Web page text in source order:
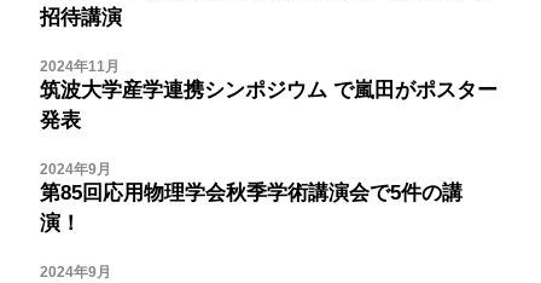
招待講演
2024年11月
筑波大学産学連携シンポジウムで嵐田がポスター
発表
2024年9月
第85回応用物理学会秋季学術講演会で5件の講
演！
2024年9月